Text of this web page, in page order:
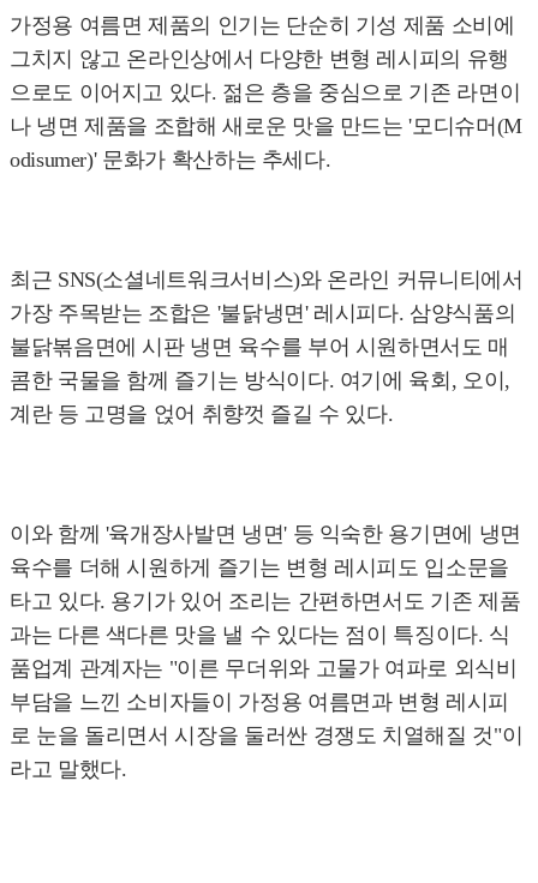
가정용 여름면 제품의 인기는 단순히 기성 제품 소비에
그치지 않고 온라인상에서 다양한 변형 레시피의 유행
으로도 이어지고 있다. 젊은 층을 중심으로 기존 라면이
나 냉면 제품을 조합해 새로운 맛을 만드는 '모디슈머(M
odisumer)' 문화가 확산하는 추세다.
최근 SNS(소셜네트워크서비스)와 온라인 커뮤니티에서
가장 주목받는 조합은 '불닭냉면' 레시피다. 삼양식품의
불닭볶음면에 시판 냉면 육수를 부어 시원하면서도 매
콤한 국물을 함께 즐기는 방식이다. 여기에 육회, 오이,
계란 등 고명을 얹어 취향껏 즐길 수 있다.
이와 함께 '육개장사발면 냉면' 등 익숙한 용기면에 냉면
육수를 더해 시원하게 즐기는 변형 레시피도 입소문을
타고 있다. 용기가 있어 조리는 간편하면서도 기존 제품
과는 다른 색다른 맛을 낼 수 있다는 점이 특징이다. 식
품업계 관계자는 "이른 무더위와 고물가 여파로 외식비
부담을 느낀 소비자들이 가정용 여름면과 변형 레시피
로 눈을 돌리면서 시장을 둘러싼 경쟁도 치열해질 것"이
라고 말했다.